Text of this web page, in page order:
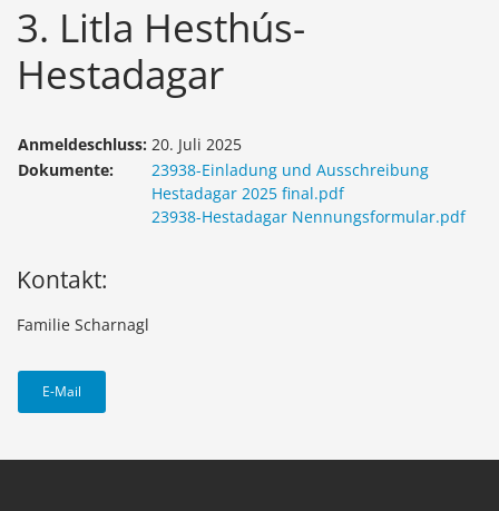
3. Litla Hesthús-
Hestadagar
Anmeldeschluss: 20. Juli 2025
Dokumente:
23938-Einladung und Ausschreibung
Hestadagar 2025 final.pdf
23938-Hestadagar Nennungsformular.pdf
Kontakt:
Familie Scharnagl
E-Mail